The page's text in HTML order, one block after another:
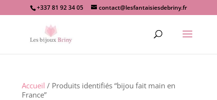
+337 81 92 34 05 contact@lesfantaisiesdebriny.fr
Accueil / Produits identifiés “bijou fait main en
France”